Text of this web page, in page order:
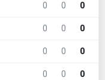
0 0 0
0 0 0
0 0 0
0 0 0